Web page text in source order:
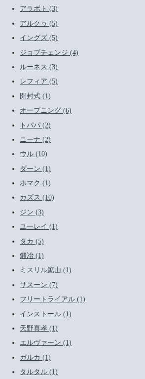
アラボト (3)
アルクゥ (5)
イングズ (5)
ジョブチェンジ (4)
ルーネス (3)
レフィア (5)
開封式 (1)
オープニング (6)
トパパ (2)
ニーナ (2)
ウル (10)
ダーン (1)
ホマク (1)
カズス (10)
ジン (3)
ユーレイ (1)
タカ (5)
鍛冶 (1)
ミスリル鉱山 (1)
サスーン (7)
フリートライアル (1)
インストール (1)
天野喜孝 (1)
エルヴァーン (1)
ガルカ (1)
タルタル (1)